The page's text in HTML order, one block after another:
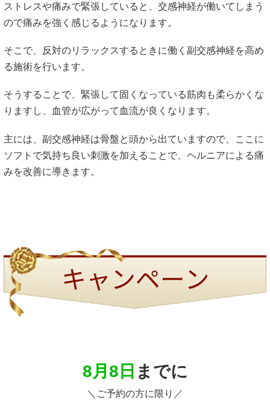
ストレスや痛みで緊張していると、交感神経が働いてしまう
ので痛みを強く感じるようになります。
そこで、反対のリラックスするときに働く副交感神経を高め
る施術を行います。
そうすることで、緊張して固くなっている筋肉も柔らかくな
りますし、血管が広がって血流が良くなります。
主には、副交感神経は骨盤と頭から出ていますので、ここに
ソフトで気持ち良い刺激を加えることで、ヘルニアによる痛
みを改善に導きます。
8月8日 までに
＼ご予約の方に限り／